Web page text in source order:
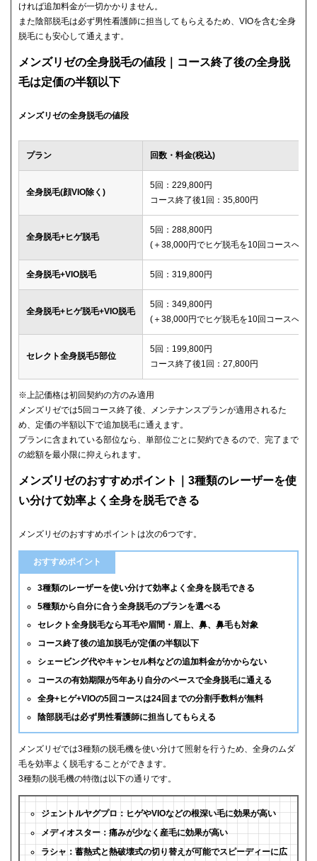
ければ追加料金が一切かかりません。
また陰部脱毛は必ず男性看護師に担当してもらえるため、VIOを含む全身
脱毛にも安心して通えます。
メンズリゼの全身脱毛の値段｜コース終了後の全身脱
毛は定価の半額以下
メンズリゼの全身脱毛の値段
プラン 回数・料金(税込)
全身脱毛(顔VIO除く)
5回：229,800円
コース終了後1回：35,800円
全身脱毛+ヒゲ脱毛
5回：288,800円
(＋38,000円でヒゲ脱毛を10回コースへ変
全身脱毛+VIO脱毛 5回：319,800円
全身脱毛+ヒゲ脱毛+VIO脱毛
5回：349,800円
(＋38,000円でヒゲ脱毛を10回コースへ変
セレクト全身脱毛5部位
5回：199,800円
コース終了後1回：27,800円
※上記価格は初回契約の方のみ適用
メンズリゼでは5回コース終了後、メンテナンスプランが適用されるた
め、定価の半額以下で追加脱毛に通えます。
プランに含まれている部位なら、単部位ごとに契約できるので、完了まで
の総額を最小限に抑えられます。
メンズリゼのおすすめポイント｜3種類のレーザーを使
い分けて効率よく全身を脱毛できる
メンズリゼのおすすめポイントは次の6つです。
おすすめポイント
3種類のレーザーを使い分けて効率よく全身を脱毛できる
5種類から自分に合う全身脱毛のプランを選べる
セレクト全身脱毛なら耳毛や眉間・眉上、鼻、鼻毛も対象
コース終了後の追加脱毛が定価の半額以下
シェービング代やキャンセル料などの追加料金がかからない
コースの有効期限が5年あり自分のペースで全身脱毛に通える
全身+ヒゲ+VIOの5回コースは24回までの分割手数料が無料
陰部脱毛は必ず男性看護師に担当してもらえる
メンズリゼでは3種類の脱毛機を使い分けて照射を行うため、全身のムダ
毛を効率よく脱毛することができます。
3種類の脱毛機の特徴は以下の通りです。
ジェントルヤグプロ：ヒゲやVIOなどの根深い毛に効果が高い
メディオスター：痛みが少なく産毛に効果が高い
ラシャ：蓄熱式と熱破壊式の切り替えが可能でスピーディーに広